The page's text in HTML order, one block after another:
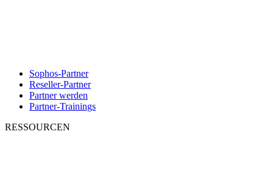
Sophos-Partner
Reseller-Partner
Partner werden
Partner-Trainings
RESSOURCEN